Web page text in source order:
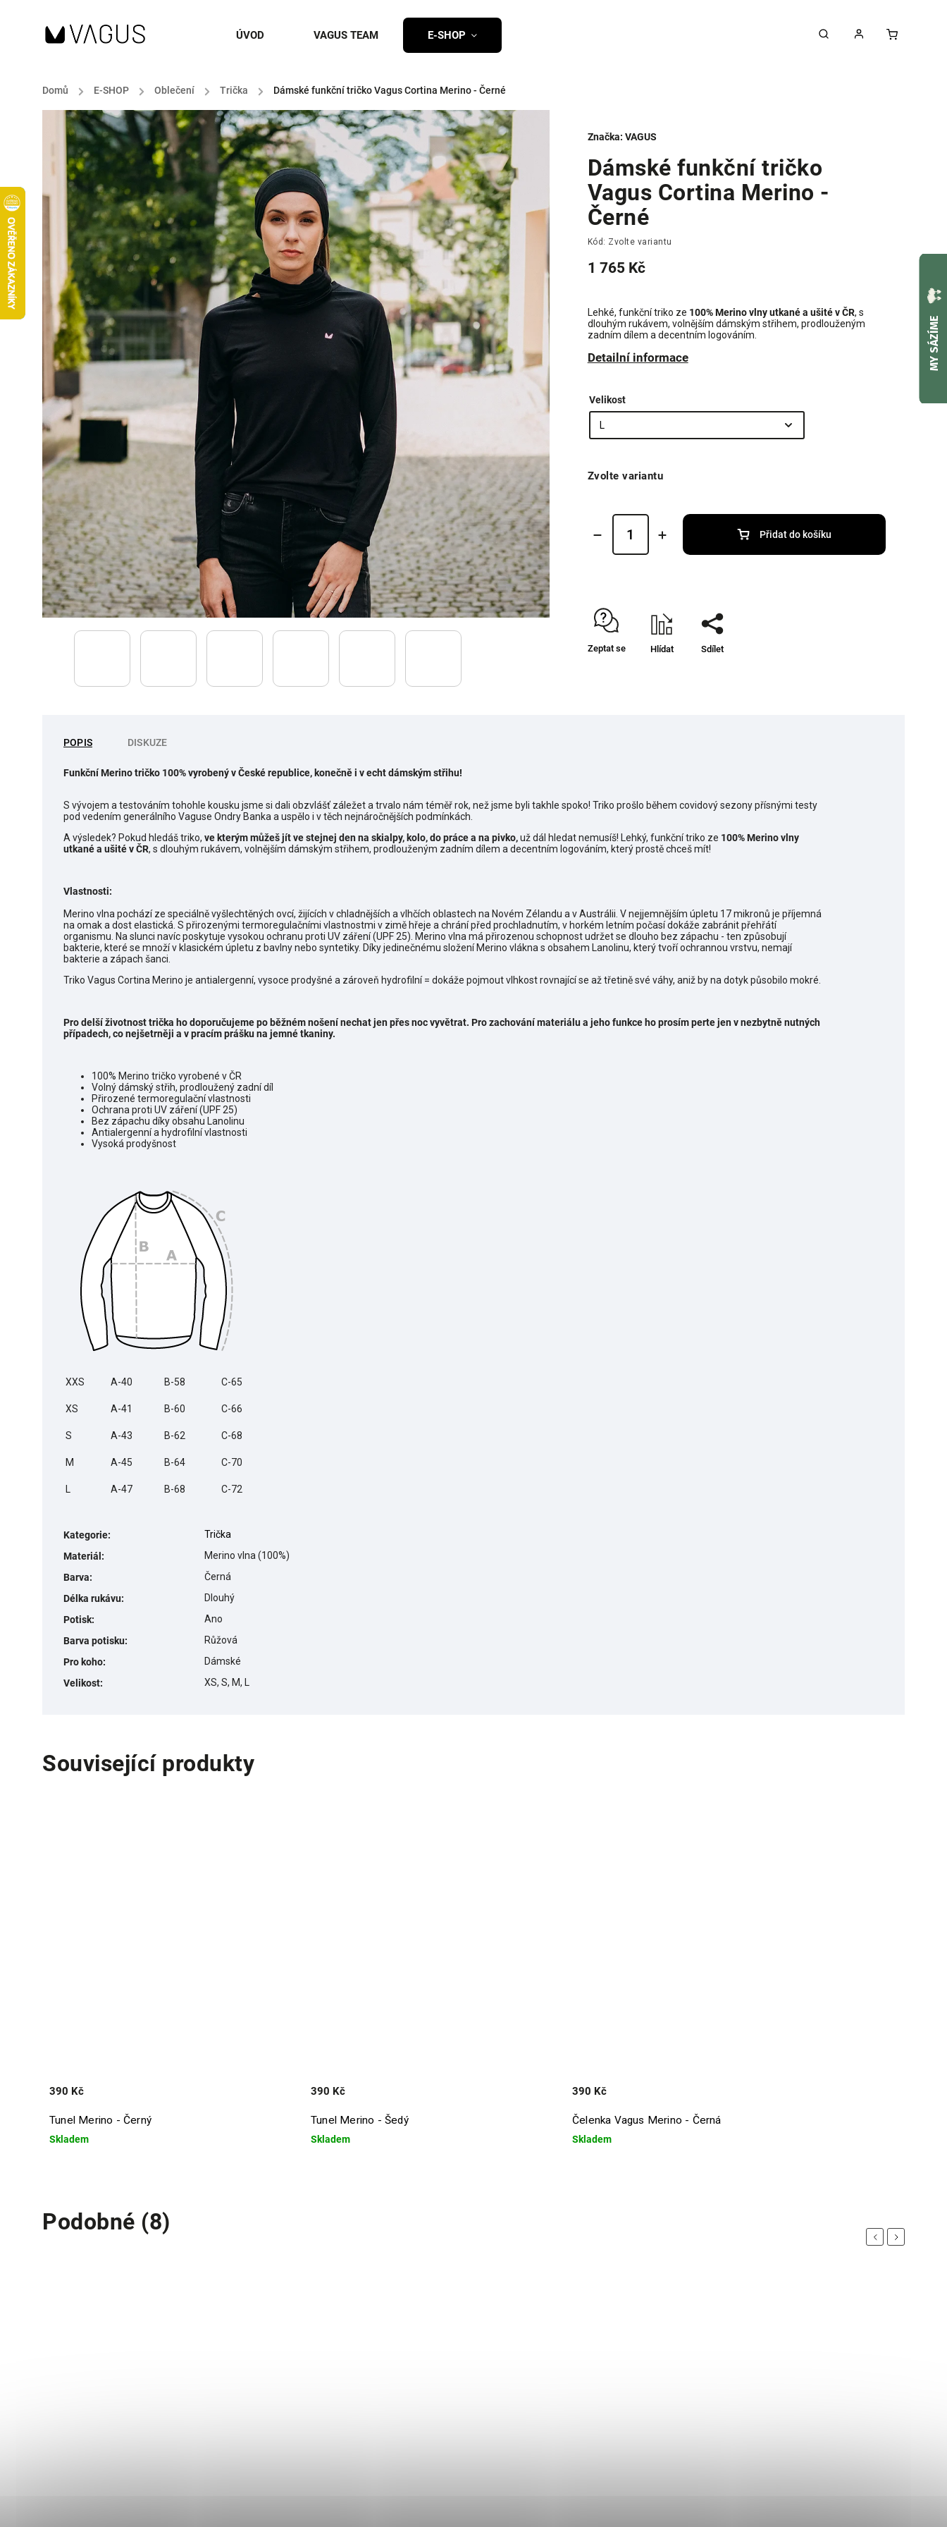
ÚVOD VAGUS TEAM E-SHOP
Domů / E-SHOP / Oblečení / Trička / Dámské funkční tričko Vagus Cortina Merino - Černé
Dámské funkční tričko
Vagus Cortina Merino -
Černé
Kód: Zvolte variantu
1 765 Kč
Lehké, funkční triko ze 100% Merino vlny utkané a ušité v ČR, s
dlouhým rukávem, volnějším dámským střihem, prodlouženým
zadním dílem a decentním logováním.
Detailní informace
Značka: VAGUS
Velikost
Zvolte variantu
Přidat do košíku
Zeptat se Hlídat Sdílet
POPIS DISKUZE
Funkční Merino tričko 100% vyrobený v České republice, konečně i v echt dámským střihu!
S vývojem a testováním tohohle kousku jsme si dali obzvlášť záležet a trvalo nám téměř rok, než jsme byli takhle spoko! Triko prošlo během covidový sezony přísnými testy
pod vedením generálního Vaguse Ondry Banka a uspělo i v těch nejnáročnějších podmínkách.
A výsledek? Pokud hledáš triko, ve kterým můžeš jít ve stejnej den na skialpy, kolo, do práce a na pivko,už dál hledat nemusíš! Lehký, funkční triko ze 100% Merino vlny
utkané a ušité v ČR, s dlouhým rukávem, volnějším dámským střihem, prodlouženým zadním dílem a decentním logováním, který prostě chceš mít!
Vlastnosti:
Merino vlna pochází ze speciálně vyšlechtěných ovcí, žijících v chladnějších a vlhčích oblastech na Novém Zélandu a v Austrálii. V nejjemnějším úpletu 17 mikronů je příjemná
na omak a dost elastická. S přirozenými termoregulačními vlastnostmi v zimě hřeje a chrání před prochladnutím, v horkém letním počasí dokáže zabránit přehřátí
organismu. Na slunci navíc poskytuje vysokou ochranu proti UV záření (UPF 25). Merino vlna má přirozenou schopnost udržet se dlouho bez zápachu - ten způsobují
bakterie, které se množí v klasickém úpletu z bavlny nebo syntetiky. Díky jedinečnému složení Merino vlákna s obsahem Lanolinu, který tvoří ochrannou vrstvu, nemají
bakterie a zápach šanci.
Triko Vagus Cortina Merino je antialergenní, vysoce prodyšné a zároveň hydrofilní = dokáže pojmout vlhkost rovnající se až třetině své váhy, aniž by na dotyk působilo mokré.
Pro delší životnost trička ho doporučujeme po běžném nošení nechat jen přes noc vyvětrat. Pro zachování materiálu a jeho funkce ho prosím perte jen v nezbytně nutných
případech, co nejšetrněji a v pracím prášku na jemné tkaniny.
100% Merino tričko vyrobené v ČR
Volný dámský střih, prodloužený zadní díl
Přirozené termoregulační vlastnosti
Ochrana proti UV záření (UPF 25)
Bez zápachu díky obsahu Lanolinu
Antialergenní a hydrofilní vlastnosti
Vysoká prodyšnost
XXS A-40 B-58 C-65
XS A-41 B-60 C-66
S A-43 B-62 C-68
M A-45 B-64 C-70
L A-47 B-68 C-72
Kategorie:
Trička
Materiál :
Merino vlna (100%)
Barva:
Černá
Délka rukávu:
Dlouhý
Potisk:
Ano
Barva potisku:
Růžová
Pro koho:
Dámské
Velikost: XS, S, M, L
Související produkty
Tunel Merino - Černý
Skladem
390 Kč
Tunel Merino - Šedý
Skladem
390 Kč
Čelenka Vagus Merino - Černá
Skladem
390 Kč
Podobné (8)
PreviousNext
MY SÁZÍME